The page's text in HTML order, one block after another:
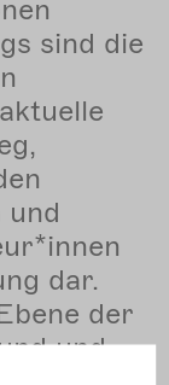
sind die
und
dar.
der
und